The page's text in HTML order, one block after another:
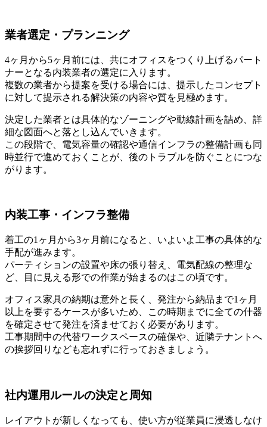
業者選定・プランニング
4ヶ月から5ヶ月前には、共にオフィスをつくり上げるパート
ナーとなる内装業者の選定に入ります。
複数の業者から提案を受ける場合には、提示したコンセプト
に対して提示される解決策の内容や質を見極めます。
決定した業者とは具体的なゾーニングや動線計画を詰め、詳
細な図面へと落とし込んでいきます。
この段階で、 電気容量の確認や通信インフラの整備計画も同
時並行で進めておくことが、後のトラブルを防ぐことにつな
がります。
内装工事・インフラ整備
着工の1ヶ月から3ヶ月前になると、いよいよ工事の具体的な
手配が進みます。
パーティションの設置や床の張り替え、電気配線の整理な
ど、目に見える形での作業が始まるのはこの頃です。
オフィス家具の納期は意外と長く、発注から納品まで1ヶ月
以上を要するケースが多いため、この時期までに全ての什器
を確定させて発注を済ませておく必要があります。
工事期間中の代替ワークスペースの確保や、近隣テナントへ
の挨拶回りなども忘れずに行っておきましょう。
社内運用ルールの決定と周知
レイアウトが新しくなっても、使い方が従業員に浸透しなけ